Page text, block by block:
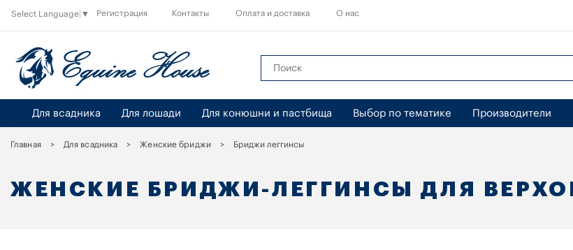
Select Language ▼ Регистрация Контакты Оплата и доставка О нас
Для всадника Для лошади Для конюшни и пастбища Выбор по тематике Производители
Главная Для всадника Женские бриджи Бриджи леггинсы
ЖЕНСКИЕ БРИДЖИ-ЛЕГГИНСЫ ДЛЯ